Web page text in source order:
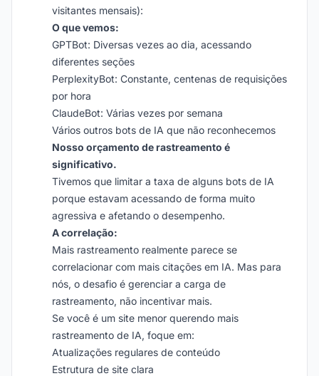
visitantes mensais):
O que vemos:
GPTBot: Diversas vezes ao dia, acessando
diferentes seções
PerplexityBot: Constante, centenas de requisições
por hora
ClaudeBot: Várias vezes por semana
Vários outros bots de IA que não reconhecemos
Nosso orçamento de rastreamento é
significativo.
Tivemos que limitar a taxa de alguns bots de IA
porque estavam acessando de forma muito
agressiva e afetando o desempenho.
A correlação:
Mais rastreamento realmente parece se
correlacionar com mais citações em IA. Mas para
nós, o desafio é gerenciar a carga de
rastreamento, não incentivar mais.
Se você é um site menor querendo mais
rastreamento de IA, foque em:
Atualizações regulares de conteúdo
Estrutura de site clara